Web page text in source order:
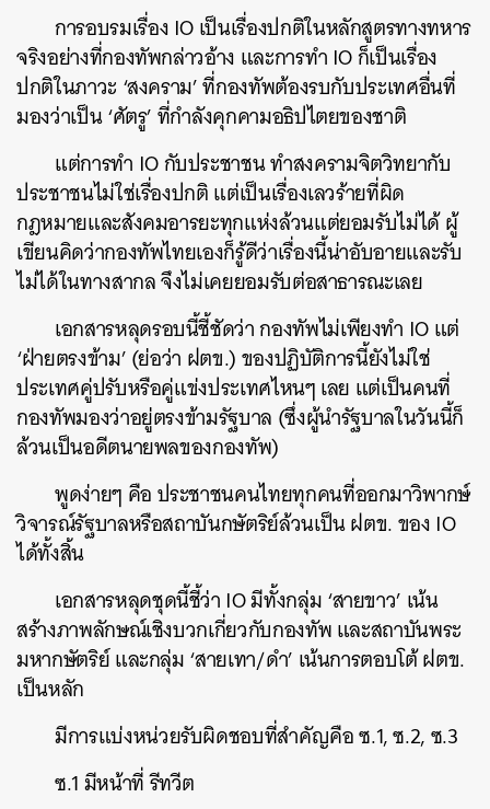
การอบรมเรื่อง IO เป็นเรื่องปกติในหลักสูตรทางทหาร
จริงอย่างที่กองทัพกล่าวอ้าง และการทำ IO ก็เป็นเรื่อง
ปกติในภาวะ ‘สงคราม’ ที่กองทัพต้องรบกับประเทศอื่นที่
มองว่าเป็น ‘ศัตรู’ ที่กำลังคุกคามอธิปไตยของชาติ
แต่การทำ IO กับประชาชน ทำสงครามจิตวิทยากับ
ประชาชนไม่ใช่เรื่องปกติ แต่เป็นเรื่องเลวร้ายที่ผิด
กฎหมายและสังคมอารยะทุกแห่งล้วนแต่ยอมรับไม่ได้ ผู้
เขียนคิดว่ากองทัพไทยเองก็รู้ดีว่าเรื่องนี้น่าอับอายและรับ
ไม่ได้ในทางสากล จึงไม่เคยยอมรับต่อสาธารณะเลย
เอกสารหลุดรอบนี้ชี้ชัดว่า กองทัพไม่เพียงทำ IO แต่
‘ฝ่ายตรงข้าม’ (ย่อว่า ฝตข.) ของปฏิบัติการนี้ยังไม่ใช่
ประเทศคู่ปรับหรือคู่แข่งประเทศไหนๆ เลย แต่เป็นคนที่
กองทัพมองว่าอยู่ตรงข้ามรัฐบาล (ซึ่งผู้นำรัฐบาลในวันนี้ก็
ล้วนเป็นอดีตนายพลของกองทัพ)
พูดง่ายๆ คือ ประชาชนคนไทยทุกคนที่ออกมาวิพากษ์
วิจารณ์รัฐบาลหรือสถาบันกษัตริย์ล้วนเป็น ฝตข. ของ IO
ได้ทั้งสิ้น
เอกสารหลุดชุดนี้ชี้ว่า IO มีทั้งกลุ่ม ‘สายขาว’ เน้น
สร้างภาพลักษณ์เชิงบวกเกี่ยวกับกองทัพ และสถาบันพระ
มหากษัตริย์ และกลุ่ม ‘สายเทา/ดำ’ เน้นการตอบโต้ ฝตข.
เป็นหลัก
มีการแบ่งหน่วยรับผิดชอบที่สำคัญคือ ซ.1, ซ.2, ซ.3
ซ.1 มีหน้าที่ รีทวีต